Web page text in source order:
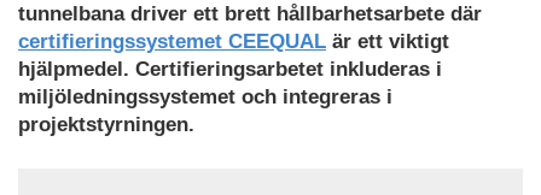
tunnelbana driver ett brett hållbarhetsarbete där
certifieringssystemet CEEQUAL är ett viktigt
hjälpmedel. Certifieringsarbetet inkluderas i
miljöledningssystemet och integreras i
projektstyrningen.